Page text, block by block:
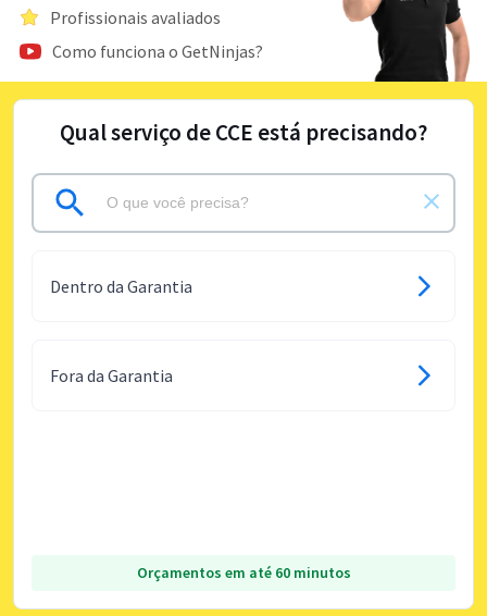
Profissionais avaliados
Como funciona o GetNinjas?
Qual serviço de CCE está precisando?
Dentro da Garantia
Fora da Garantia
Orçamentos em até 60 minutos